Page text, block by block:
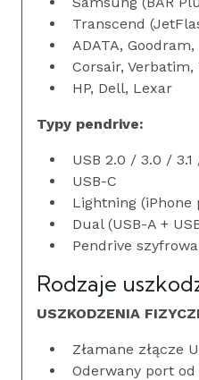
Transcend
ADATA,
Corsair, Verbatim,
HP, Dell, Lexar
Typy pendrive:
USB 2.0 / 3.0 / 3.1
USB-C
Lightning (iPhone
Dual (USB-A +
Pendrive
Rodzaje
USZKODZENIA
Złamane złącze
Oderwany port od